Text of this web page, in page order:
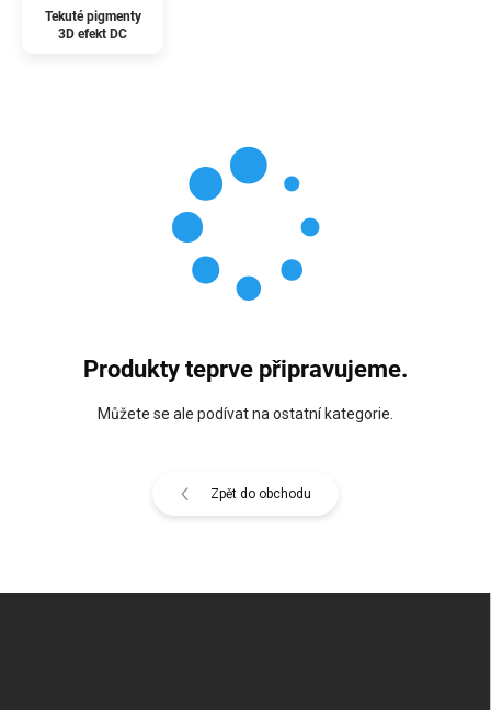
Tekuté pigmenty
3D efekt DC
Produkty teprve připravujeme.
Můžete se ale podívat na ostatní kategorie.
Zpět do obchodu